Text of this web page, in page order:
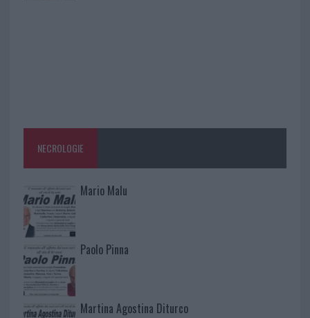
NECROLOGIE
Mario Malu
Paolo Pinna
Martina Agostina Diturco